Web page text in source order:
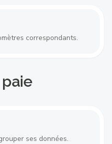
correspondants.
ses données.